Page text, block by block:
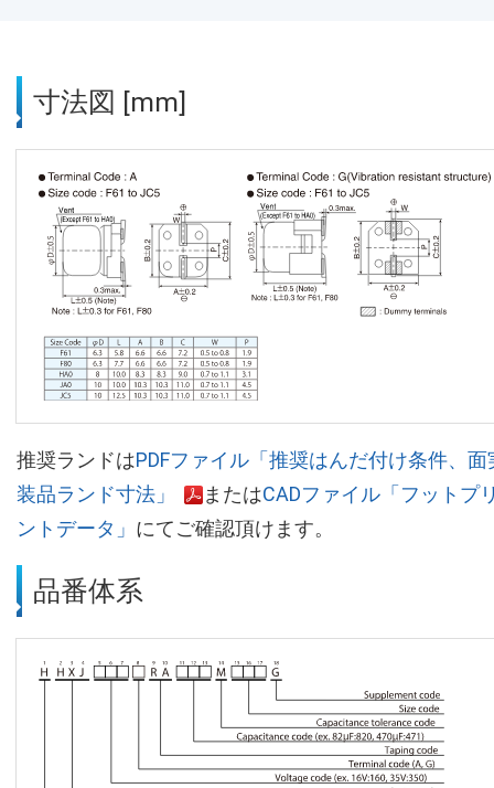
寸法図 [mm]
推奨ランドはPDFファイル「推奨はんだ付け条件、面
装品ランド寸法」
またはCADファイル「フットプ
ントデータ」 にてご確認頂けます。
品番体系